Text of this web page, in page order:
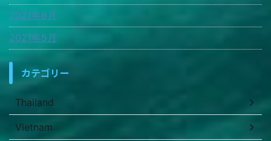
2021年6月
2021年5月
カテゴリー
Thailand
Vietnam